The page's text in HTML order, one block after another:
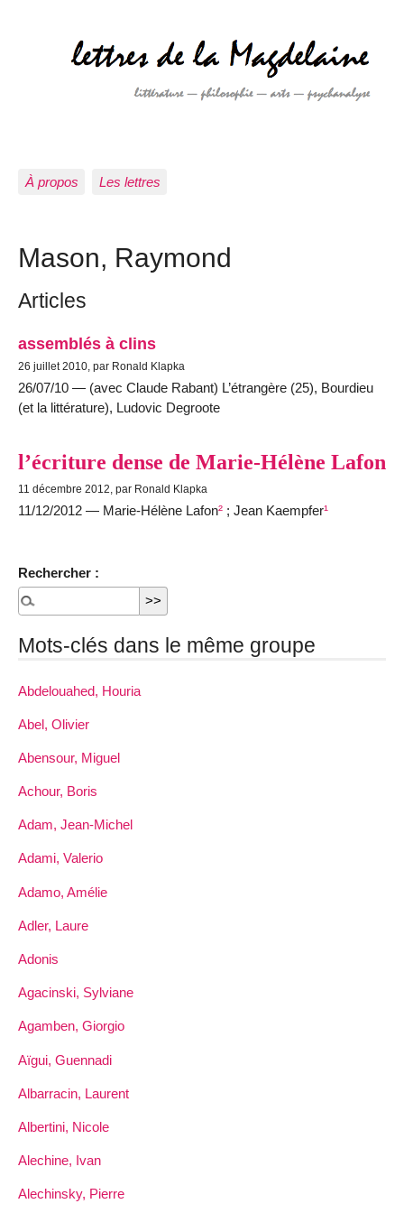
À propos Les lettres
Mason, Raymond
Articles
assemblés à clins
26 juillet 2010, par Ronald Klapka
26/07/10 — (avec Claude Rabant) L’étrangère (25), Bourdieu
(et la littérature), Ludovic Degroote
l’écriture dense de Marie-Hélène Lafon
11 décembre 2012, par Ronald Klapka
11/12/2012 — Marie-Hélène Lafon² ; Jean Kaempfer¹
Rechercher :
Mots-clés dans le même groupe
Abdelouahed, Houria
Abel, Olivier
Abensour, Miguel
Achour, Boris
Adam, Jean-Michel
Adami, Valerio
Adamo, Amélie
Adler, Laure
Adonis
Agacinski, Sylviane
Agamben, Giorgio
Aïgui, Guennadi
Albarracin, Laurent
Albertini, Nicole
Alechine, Ivan
Alechinsky, Pierre